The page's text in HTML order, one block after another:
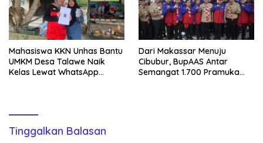
Mahasiswa KKN Unhas Bantu
UMKM Desa Talawe Naik
Kelas Lewat WhatsApp
Dari Makassar Menuju
Cibubur, BupAAS Antar
Semangat 1.700 Pramuka
Tinggalkan Balasan